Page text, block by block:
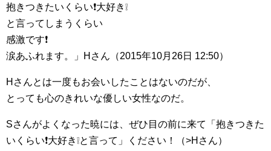
抱きつきたいくらい❗大好き❕
と言ってしまうくらい
感激です❗
涙あふれます。」Hさん（2015年10月26日 12:50）
Hさんとは一度もお会いしたことはないのだが、
とっても心のきれいな優しい女性なのだ。
Sさんがよくなった暁には、ぜひ目の前に来て「抱きつきた
いくらい❗大好き❕と言って」ください！（>Hさん）